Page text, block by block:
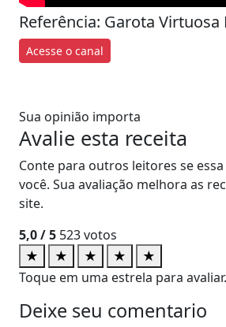
Referência: Garota Virtuosa
Acesse o canal
Sua opinião importa
Avalie esta receita
Conte para outros leitores se
você. Sua avaliação melhora as
site.
5,0/ 5 523votos
★
★ ★ ★
★
Toque em uma estrela para avaliar.
Deixe seu comentario